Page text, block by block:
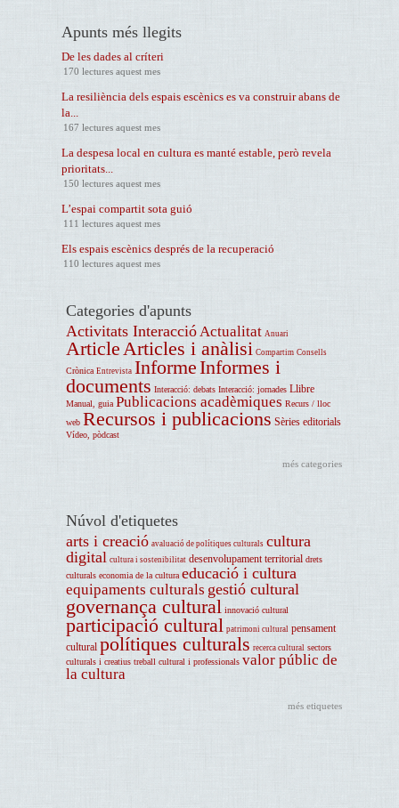
Apunts més llegits
De les dades al críteri
170 lectures aquest mes
La resiliència dels espais escènics es va construir abans de
la...
167 lectures aquest mes
La despesa local en cultura es manté estable, però revela
prioritats...
150 lectures aquest mes
L’espai compartit sota guió
111 lectures aquest mes
Els espais escènics després de la recuperació
110 lectures aquest mes
Categories d'apunts
Activitats Interacció Actualitat Anuari
Article Articles i anàlisi Compartim Consells
Crònica Entrevista InformeInformes i
documents Interacció: debats Interacció: jornades Llibre
Manual, guia Publicacions acadèmiques Recurs / lloc
web Recursos i publicacions Sèries editorials
Vídeo, pòdcast
més categories
Núvol d'etiquetes
arts i creació avaluació de polítiques culturals cultura
digital cultura i sostenibilitat desenvolupament territorial drets
culturals economia de la cultura educació i cultura
equipaments culturals gestió cultural
governança cultural innovació cultural
participació cultural patrimoni cultural pensament
cultural polítiques culturals recerca cultural sectors
culturals i creatius treball cultural i professionals valor públic de
la cultura
més etiquetes